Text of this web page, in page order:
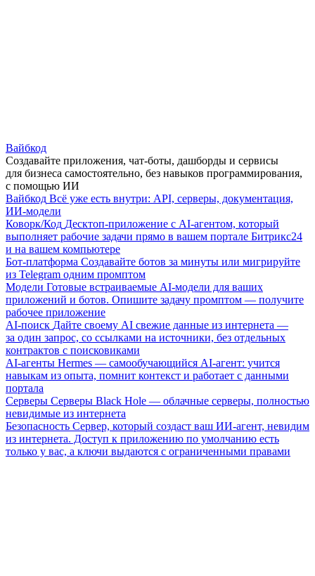
Вайбкод
Создавайте приложения, чат-боты, дашборды и сервисы
для бизнеса самостоятельно, без навыков программирования,
с помощью ИИ
Вайбкод Всё уже есть внутри: API, серверы, документация,
ИИ-модели
Коворк/Код Десктоп-приложение с AI-агентом, который
выполняет рабочие задачи прямо в вашем портале Битрикс24
и на вашем компьютере
Бот-платформа Создавайте ботов за минуты или мигрируйте
из Telegram одним промптом
Модели Готовые встраиваемые AI-модели для ваших
приложений и ботов. Опишите задачу промптом — получите
рабочее приложение
AI-поиск Дайте своему AI свежие данные из интернета —
за один запрос, со ссылками на источники, без отдельных
контрактов с поисковиками
AI-агенты Hermes — самообучающийся AI-агент: учится
навыкам из опыта, помнит контекст и работает с данными
портала
Серверы Серверы Black Hole — облачные серверы, полностью
невидимые из интернета
Безопасность Сервер, который создаст ваш ИИ-агент, невидим
из интернета. Доступ к приложению по умолчанию есть
только у вас, а ключи выдаются с ограниченными правами